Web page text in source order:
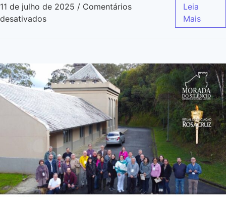
11 de julho de 2025 / Comentários
desativados
Leia
Mais